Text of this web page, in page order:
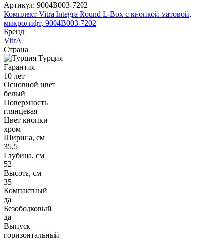
Артикул: 9004B003-7202
Комплект Vitra Integra Round L-Box с кнопкой матовой,
микролифт, 9004B003-7202
Бренд
VitrA
Страна
Турция
Гарантия
10 лет
Основной цвет
белый
Поверхность
глянцевая
Цвет кнопки
хром
Ширина, см
35,5
Глубина, см
52
Высота, см
35
Компактный
да
Безободковый
да
Выпуск
горизонтальный